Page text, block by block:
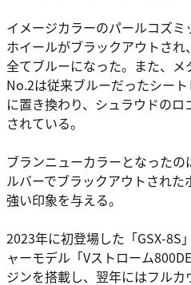
イメージカラーのパールコズ
ホイールがブラックアウトさ
全てブルーになった。また、
No.2は従来ブルーだったシー
に置き換わり、シュラウドの
されている。
ブランニューカラーとなった
ルバーでブラックアウトされ
強い印象を与える。
2023年に初登場した「GSX-8S
ャーモデル「Vストローム
ジンを搭載し、翌年にはフルカ